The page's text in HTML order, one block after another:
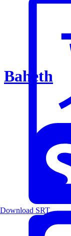
Baheth
Download SRT